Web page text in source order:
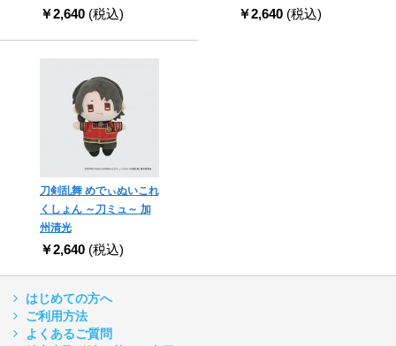
￥2,640 (税込) ￥2,640 (税込)
刀剣乱舞 めでぃぬいこれ
くしょん ～刀ミュ～ 加
州清光
￥2,640 (税込)
はじめての方へ
ご利用方法
よくあるご質問